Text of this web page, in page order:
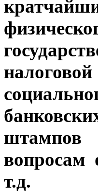
штампов
вопросам
т.д.